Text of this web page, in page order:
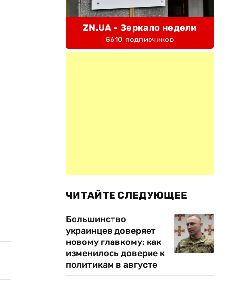
ZN.UA - Зеркало недели
5610 подписчиков
ЧИТАЙТЕ СЛЕДУЮЩЕЕ
Большинство
украинцев доверяет
новому главкому: как
изменилось доверие к
политикам в августе